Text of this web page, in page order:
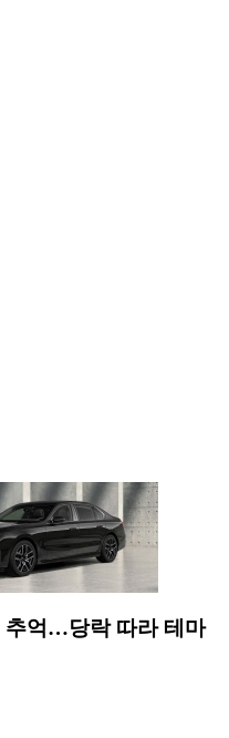
추억…당락 따라 테마